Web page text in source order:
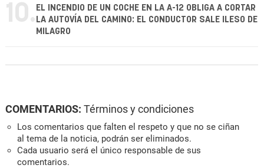
10. EL INCENDIO DE UN COCHE EN LA A-12 OBLIGA A CORTAR
LA AUTOVÍA DEL CAMINO: EL CONDUCTOR SALE ILESO DE
MILAGRO
COMENTARIOS: Términos y condiciones
Los comentarios que falten el respeto y que no se ciñan
al tema de la noticia, podrán ser eliminados.
Cada usuario será el único responsable de sus
comentarios.